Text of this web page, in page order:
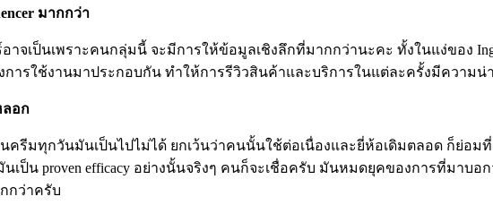
มากกว่า
าจเป็นเพราะคนกลุ่มนี้ จะมีการให้ข้อมูลเชิงลึกที่มากกว่านะคะ ทั้งในแง่ของ
ารใช้งานมาประกอบกัน ทำให้การรีวิวสินค้าและบริการในแต่ละครั้งมีความน่
ลอก
รีมทุกวันมันเป็นไปไม่ได้ ยกเว้นว่าคนนั้นใช้ต่อเนื่องและยี่ห้อเดิมตลอด ก็ย่อม
ป็น proven efficacy อย่างนั้นจริงๆ คนก็จะเชื่อครับ มันหมดยุคของการที่มาบอก
กว่าครับ